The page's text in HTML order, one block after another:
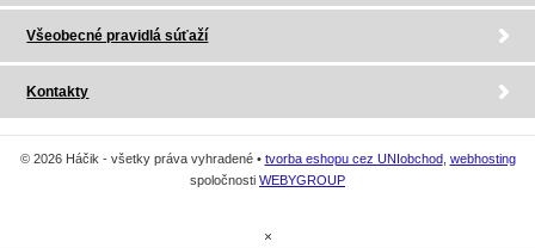
Všeobecné pravidlá súťaží
Kontakty
© 2026 Háčik - všetky práva vyhradené • tvorba eshopu cez UNIobchod, webhosting
spoločnosti WEBYGROUP
×